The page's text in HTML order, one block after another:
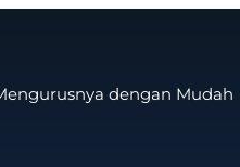
dengan Mudah